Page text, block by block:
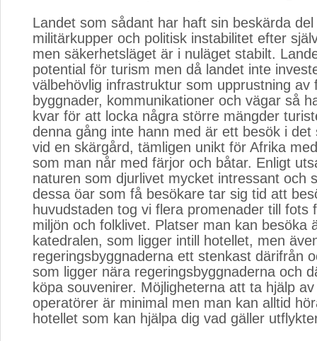
Landet som sådant har haft sin beskärda del
militärkupper och politisk instabilitet efter
men säkerhetsläget är i nuläget stabilt.
potential för turism men då landet inte
välbehövlig infrastruktur som upprustning av
byggnader, kommunikationer och vägar så
kvar för att locka några större mängder
denna gång inte hann med är ett besök i det
vid en skärgård, tämligen unikt för Afrika
som man når med färjor och båtar. Enligt
naturen som djurlivet mycket intressant och
dessa öar som få besökare tar sig tid att
huvudstaden tog vi flera promenader till fots
miljön och folklivet. Platser man kan besöka
katedralen, som ligger intill hotellet, men
regeringsbyggnaderna ett stenkast därifrån
som ligger nära regeringsbyggnaderna och
köpa souvenirer. Möjligheterna att ta hjälp
operatörer är minimal men man kan alltid
hotellet som kan hjälpa dig vad gäller